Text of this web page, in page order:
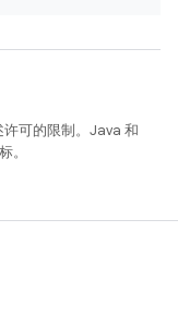
许可的限制。Java 和
。